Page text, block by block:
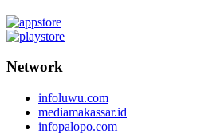
Network
infoluwu.com
mediamakassar.id
infopalopo.com